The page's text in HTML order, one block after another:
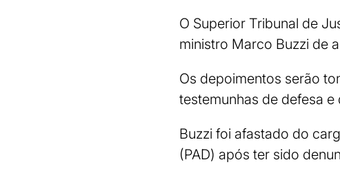
O Superior Tribunal de
ministro Marco Buzzi de
Os depoimentos serão
testemunhas de defesa e
Buzzi foi afastado do
(PAD) após ter sido